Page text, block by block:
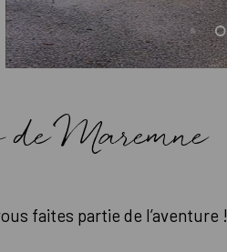
de Maremne
faites partie de l’aventure !